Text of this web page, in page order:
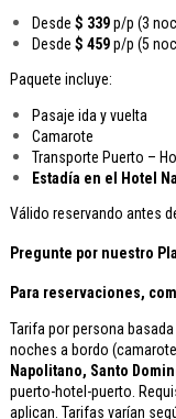
Desde $ 339p/p (3
Desde $ 459p/p (5
Paquete incluye:
Pasaje ida y vuelta
Camarote
Transporte Puerto –
Estadía en el Hotel
Válido reservando antes
Pregunte por nuestro
Para reservaciones,
Tarifa por persona
noches a bordo
Napolitano, Santo
puerto-hotel-puerto.
aplican. Tarifas varían